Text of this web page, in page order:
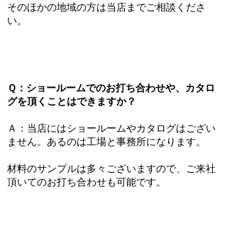
そのほかの地域の方は当店までご相談くださ
い。
Ｑ：ショールームでのお打ち合わせや、カタロ
グを頂くことはできますか？
Ａ：当店にはショールームやカタログはござい
ません。あるのは工場と事務所になります。
材料のサンプルは多々ございますので、ご来社
頂いてのお打ち合わせも可能です。